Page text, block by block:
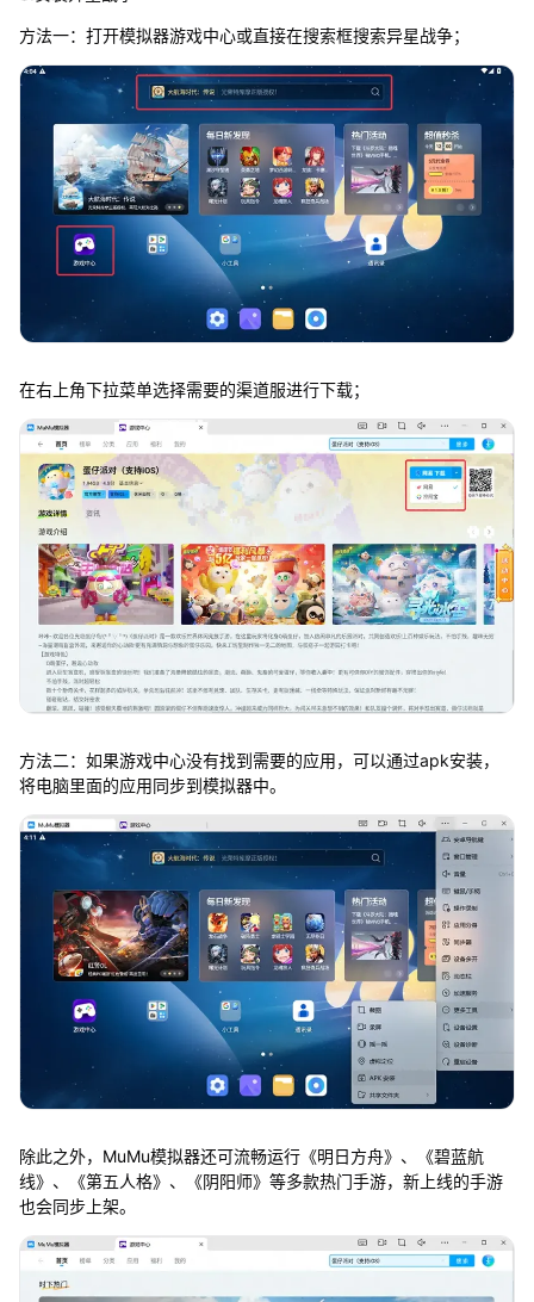
方法一：打开模拟器游戏中心或直接在搜索框搜索异星战争；
在右上角下拉菜单选择需要的渠道服进行下载；
方法二：如果游戏中心没有找到需要的应用，可以通过apk安装，
将电脑里面的应用同步到模拟器中。
除此之外，MuMu模拟器还可流畅运行《明日方舟》、《碧蓝航
线》、《第五人格》、《阴阳师》等多款热门手游，新上线的手游
也会同步上架。